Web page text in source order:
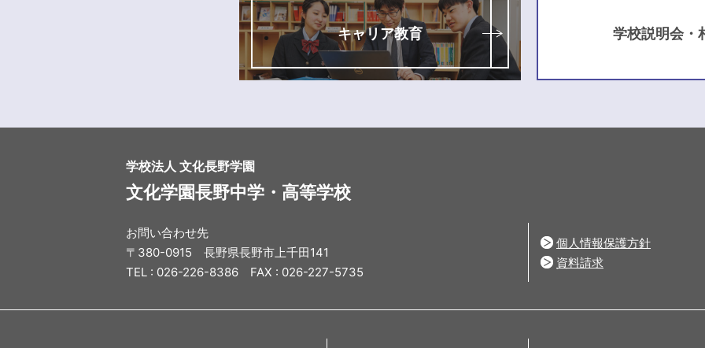
キャリア教育 学校説明会・
学校法人 文化長野学園
文化学園長野中学・高等学校
お問い合わせ先
〒380-0915 長野県長野市上千田141
TEL : 026-226-8386 FAX : 026-227-5735
個人情報保護方針
資料請求